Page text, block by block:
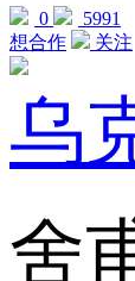
0
5991
想合作
关注
乌
舍